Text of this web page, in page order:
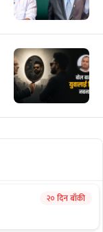
२० दिन बाँकी